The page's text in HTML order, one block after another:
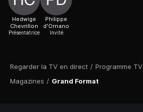
Regarder la TV en direct / Programme TV
Magazines / Grand Format
Hedwige
Chevrillon
Présentatrice
Philippe
d'Ornano
Invité